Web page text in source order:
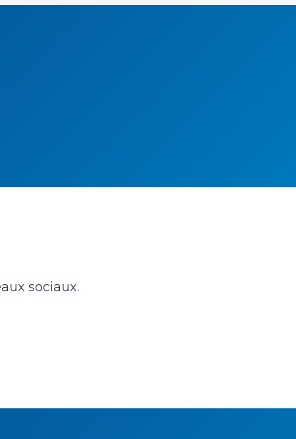
sociaux.